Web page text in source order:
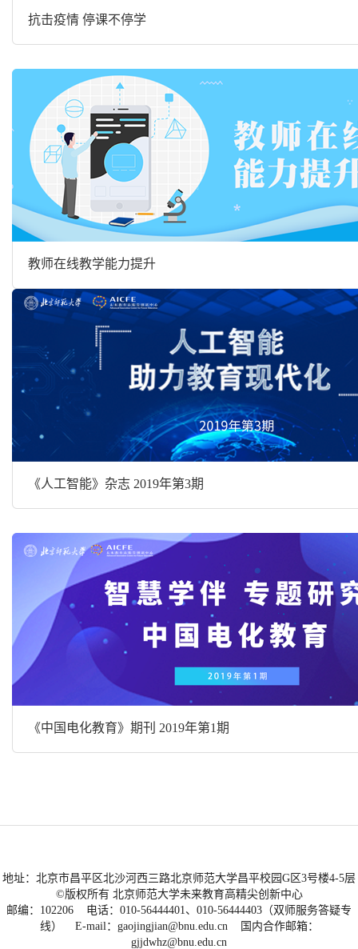
抗击疫情 停课不停学
教师在线教学能力提升
《人工智能》杂志 2019年第3期
《中国电化教育》期刊 2019年第1期
地址：北京市昌平区北沙河西三路北京师范大学昌平校园G区3号楼4-5层
©版权所有 北京师范大学未来教育高精尖创新中心
邮编：102206 电话：010-56444401、010-56444403（双师服务答疑专
线） E-mail：gaojingjian@bnu.edu.cn 国内合作邮箱：
gjjdwhz@bnu.edu.cn